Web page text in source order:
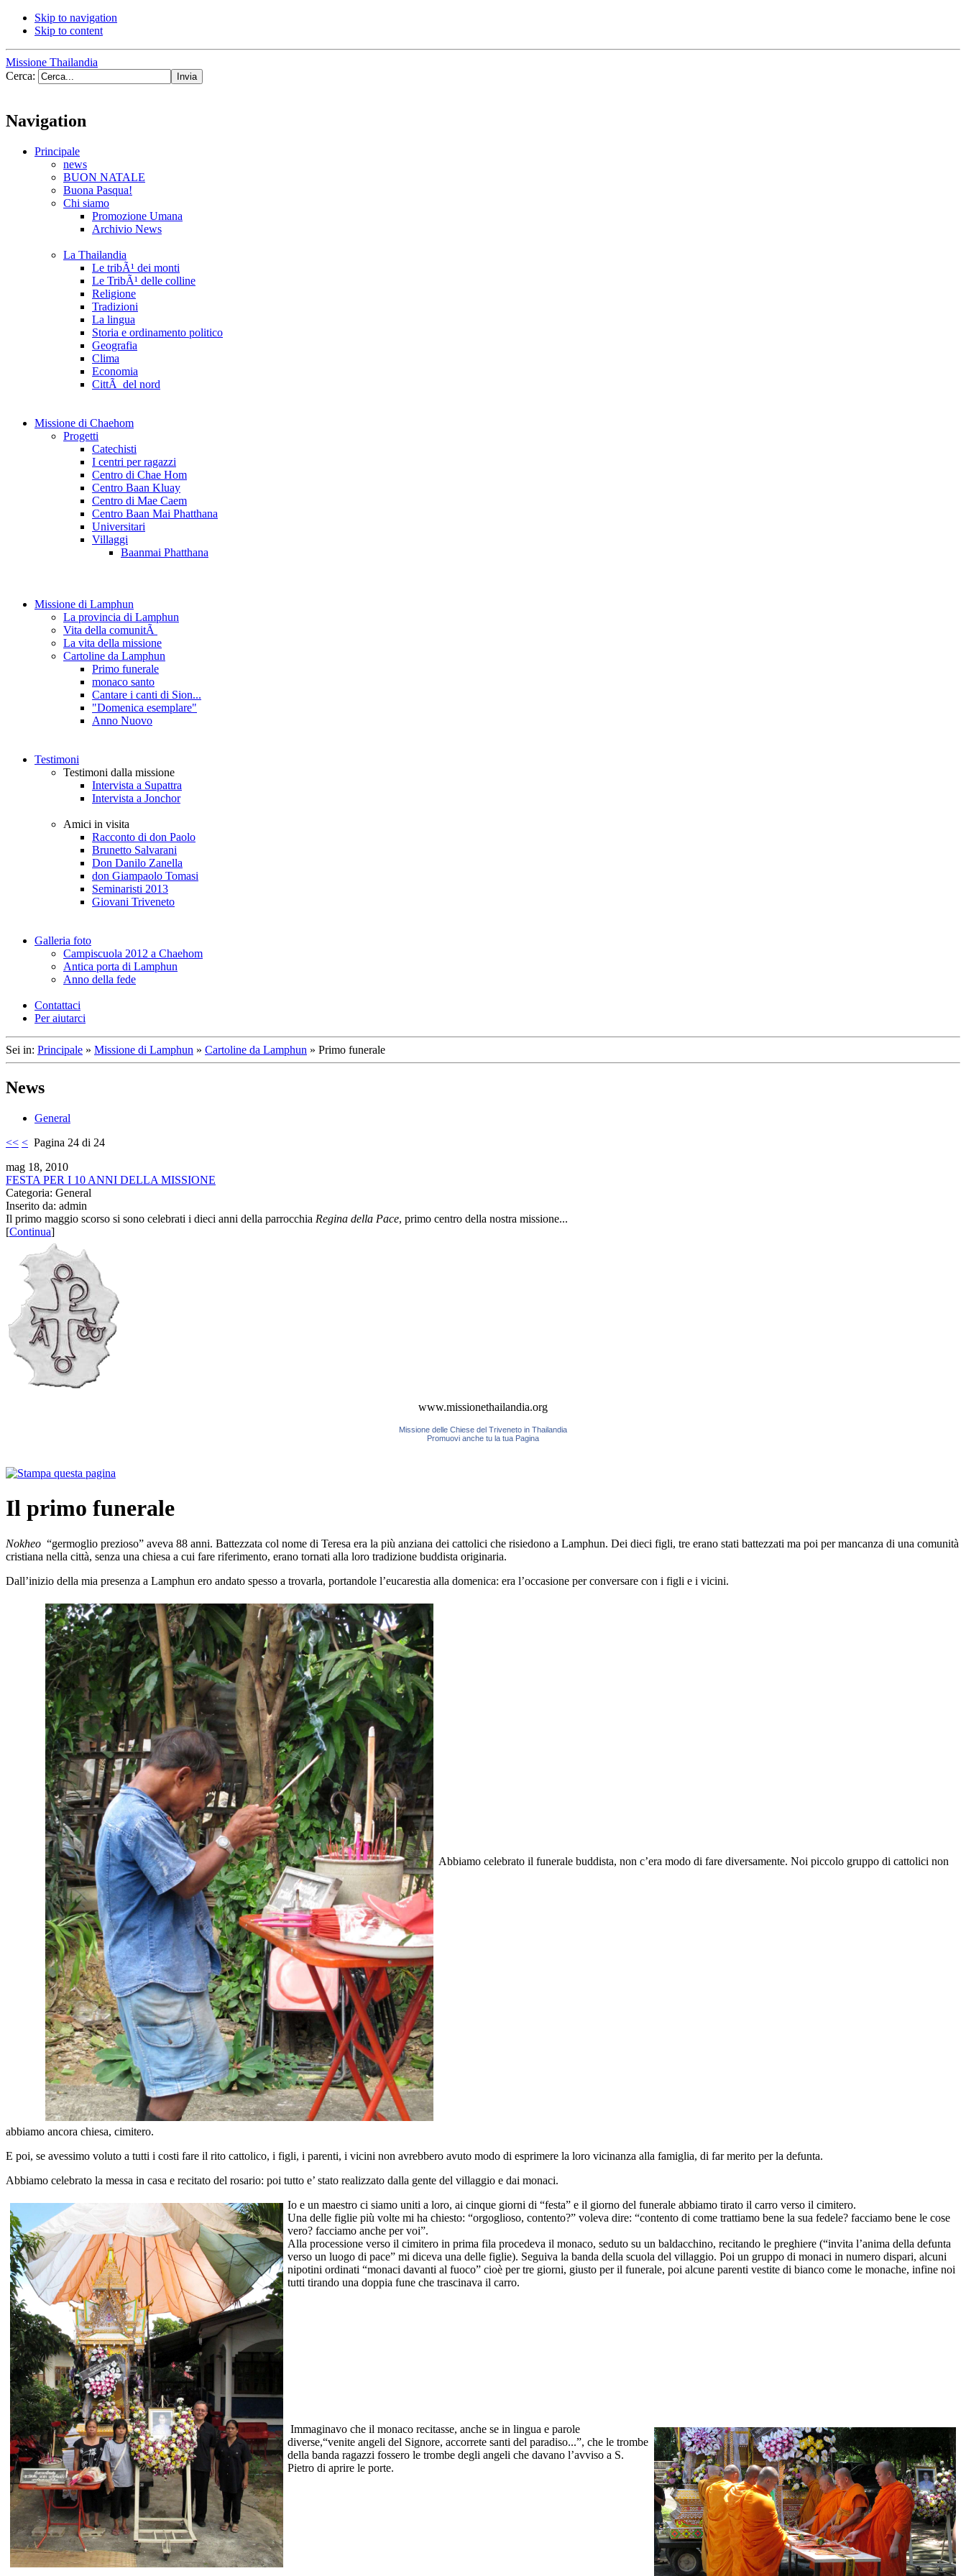
Skip to navigation
Skip to content
Missione Thailandia
Cerca:
Navigation
Principale
news
BUON NATALE
Buona Pasqua!
Chi siamo
Promozione Umana
Archivio News
La Thailandia
Le tribÃ¹ dei monti
Le TribÃ¹ delle colline
Religione
Tradizioni
La lingua
Storia e ordinamento politico
Geografia
Clima
Economia
CittÃ del nord
Missione di Chaehom
Progetti
Catechisti
I centri per ragazzi
Centro di Chae Hom
Centro Baan Kluay
Centro di Mae Caem
Centro Baan Mai Phatthana
Universitari
Villaggi
Baanmai Phatthana
Missione di Lamphun
La provincia di Lamphun
Vita della comunitÃ
La vita della missione
Cartoline da Lamphun
Primo funerale
monaco santo
Cantare i canti di Sion...
"Domenica esemplare"
Anno Nuovo
Testimoni
Testimoni dalla missione
Intervista a Supattra
Intervista a Jonchor
Amici in visita
Racconto di don Paolo
Brunetto Salvarani
Don Danilo Zanella
don Giampaolo Tomasi
Seminaristi 2013
Giovani Triveneto
Galleria foto
Campiscuola 2012 a Chaehom
Antica porta di Lamphun
Anno della fede
Contattaci
Per aiutarci
Sei in: Principale » Missione di Lamphun » Cartoline da Lamphun » Primo funerale
News
General
<< < Pagina 24 di 24
mag 18, 2010
FESTA PER I 10 ANNI DELLA MISSIONE
Categoria: General
Inserito da: admin
Il primo maggio scorso si sono celebrati i dieci anni della parrocchia Regina della Pace, primo centro della nostra missione...
[Continua]
www.missionethailandia.org
Missione delle Chiese del Triveneto in Thailandia
Promuovi anche tu la tua Pagina
Il primo funerale
Nokheo “germoglio prezioso” aveva 88 anni. Battezzata col nome di Teresa era la più anziana dei cattolici che risiedono a Lamphun. Dei dieci figli, tre erano stati battezzati ma poi per mancanza di una comunità
cristiana nella città, senza una chiesa a cui fare riferimento, erano tornati alla loro tradizione buddista originaria.
Dall’inizio della mia presenza a Lamphun ero andato spesso a trovarla, portandole l’eucarestia alla domenica: era l’occasione per conversare con i figli e i vicini.
Abbiamo celebrato il funerale buddista, non c’era modo di fare diversamente. Noi piccolo gruppo di cattolici non
abbiamo ancora chiesa, cimitero.
E poi, se avessimo voluto a tutti i costi fare il rito cattolico, i figli, i parenti, i vicini non avrebbero avuto modo di esprimere la loro vicinanza alla famiglia, di far merito per la defunta.
Abbiamo celebrato la messa in casa e recitato del rosario: poi tutto e’ stato realizzato dalla gente del villaggio e dai monaci.
Io e un maestro ci siamo uniti a loro, ai cinque giorni di “festa” e il giorno del funerale abbiamo tirato il carro verso il cimitero.
Una delle figlie più volte mi ha chiesto: “orgoglioso, contento?” voleva dire: “contento di come trattiamo bene la sua fedele? facciamo bene le cose
vero? facciamo anche per voi”.
Alla processione verso il cimitero in prima fila procedeva il monaco, seduto su un baldacchino, recitando le preghiere (“invita l’anima della defunta
verso un luogo di pace” mi diceva una delle figlie). Seguiva la banda della scuola del villaggio. Poi un gruppo di monaci in numero dispari, alcuni
nipotini ordinati “monaci davanti al fuoco” cioè per tre giorni, giusto per il funerale, poi alcune parenti vestite di bianco come le monache, infine noi
tutti tirando una doppia fune che trascinava il carro.
Immaginavo che il monaco recitasse, anche se in lingua e parole
diverse,“venite angeli del Signore, accorrete santi del paradiso...”, che le trombe
della banda ragazzi fossero le trombe degli angeli che davano l’avviso a S.
Pietro di aprire le porte.